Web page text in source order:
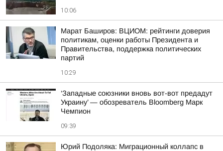
10:06
Марат Баширов: ВЦИОМ: рейтинги доверия
политикам, оценки работы Президента и
Правительства, поддержка политических
партий
10:29
‘Западные союзники вновь вот-вот предадут
Украину’ — обозреватель Bloomberg Марк
Чемпион
09:39
Юрий Подоляка: Миграционный коллапс в